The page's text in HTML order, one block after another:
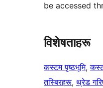
be accessed
विशेषताहरू
कस्टम पृष्ठभूमि,
तस्बिरहरू, थ्रेड